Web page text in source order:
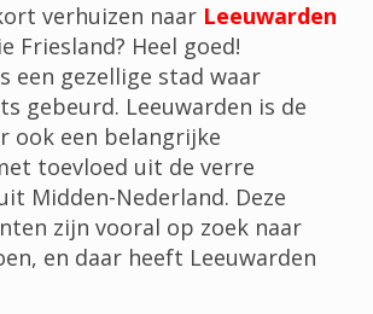
verhuizen naar Leeuwarden
Friesland? Heel goed!
een gezellige stad waar
gebeurd. Leeuwarden is de
ook een belangrijke
toevloed uit de verre
Midden-Nederland. Deze
zijn vooral op zoek naar
en daar heeft Leeuwarden